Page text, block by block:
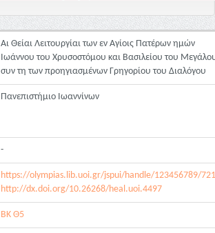
Αι Θείαι Λειτουργίαι των εν Αγίοις Πατέρων ημών
Ιωάννου του Χρυσοστόμου και Βασιλείου του
συν τη των προηγιασμένων Γρηγορίου του Διαλόγου
Πανεπιστήμιο Ιωαννίνων
-
https://olympias.lib.uoi.gr/jspui/handle/123456789/
http://dx.doi.org/10.26268/heal.uoi.4497
ΒΚ Θ5